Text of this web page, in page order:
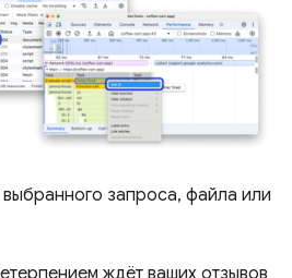
выбранного запроса, файла или
ждёт ваших отзывов